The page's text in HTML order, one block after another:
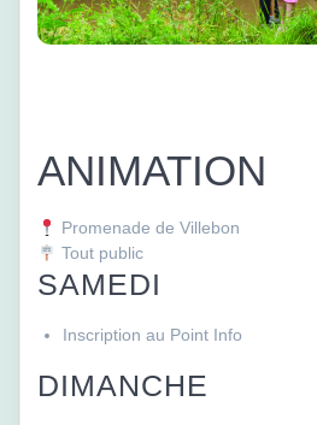
ANIMATION
Promenade de Villebon
Tout public
SAMEDI
Inscription au Point Info
DIMANCHE